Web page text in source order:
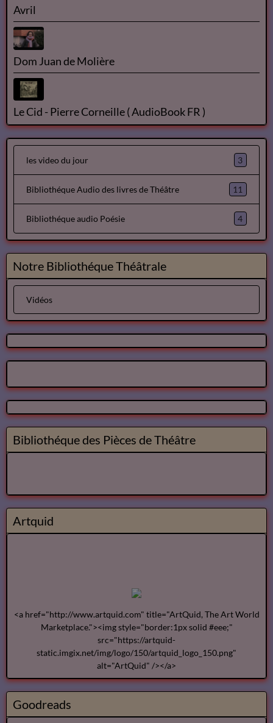
Avril
Dom Juan de Molière
Le Cid - Pierre Corneille ( AudioBook FR )
les video du jour 3
Bibliothéque Audio des livres de Théâtre 11
Bibliothéque audio Poésie 4
Notre Bibliothéque Théâtrale
Vidéos
Bibliothéque des Pièces de Théâtre
Artquid
<a href="http://www.artquid.com" title="ArtQuid, The Art World
Marketplace."><img style="border:1px solid #eee;"
src="https://artquid-
static.imgix.net/img/logo/150/artquid_logo_150.png"
alt="ArtQuid" /></a>
Goodreads